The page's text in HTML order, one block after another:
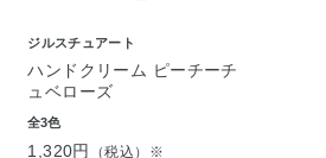
ジルスチュアート
ハンドクリーム ピーチーチ
ュベローズ
全3色
1,320円 （税込）※